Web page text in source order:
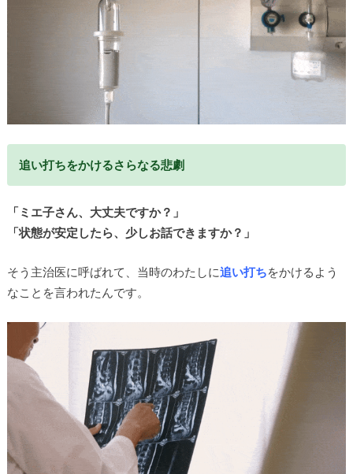
追い打ちをかけるさらなる悲劇
「ミエ子さん、大丈夫ですか？」
「状態が安定したら、少しお話できますか？」
そう主治医に呼ばれて、当時のわたしに追い打ちをかけるよう
なことを言われたんです。